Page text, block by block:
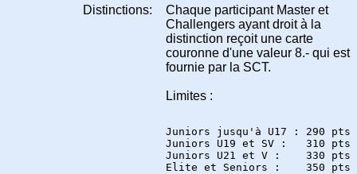
Distinctions:
Chaque participant Master et
Challengers ayant droit à la
distinction reçoit une carte
couronne d'une valeur 8.- qui est
fournie par la SCT.
Limites :
Juniors jusqu'à U17 : 290 pts
Juniors U19 et SV :   310 pts
Juniors U21 et V :    330 pts
Elite et Seniors :    350 pts